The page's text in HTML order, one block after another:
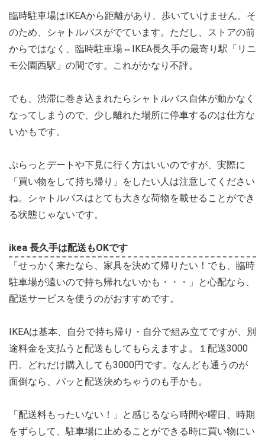
臨時駐車場はIKEAから距離があり、歩いていけません。そ
のため、シャトルバスがでています。ただし、ストアの前
からではなく、臨時駐車場⇔IKEA長久手の最寄り駅「リニ
モ公園西駅」の間です。これがかなり不評。
でも、渋滞に巻き込まれたらシャトルバス自体が動かなく
なってしまうので、少し離れた場所に停車するのは仕方な
いかもです。
ぷらっとデートや下見に行く方はいいのですが、実際に
「買い物をして持ち帰り」をしたい人は注意してください
ね。シャトルバスはとても大きな荷物を載せることができ
る状態じゃないです。
ikea 長久手は配送もOKです
「せっかく来たなら、家具を決めて帰りたい！でも、臨時
駐車場が遠いので持ち帰れないかも・・・」と心配なら、
配送サービスを使うのがおすすめです。
IKEAは基本、自分で持ち帰り・自分で組み立てですが、別
途料金を支払うと配送もしてもらえますよ。１配送3000
円。どれだけ購入しても3000円です。なんども通うのが
面倒なら、パッと配送決めちゃうのも手かも。
「配送料もったいない！」と感じるなら時間や曜日、時期
をずらして、駐車場に止めることができる時に買い物にい